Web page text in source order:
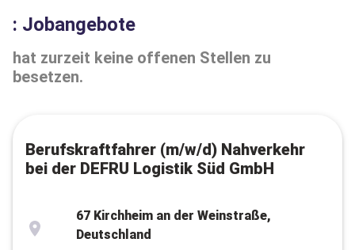
: Jobangebote
hat zurzeit keine offenen Stellen zu
besetzen.
Berufskraftfahrer (m/w/d) Nahverkehr
bei der DEFRU Logistik Süd GmbH
67 Kirchheim an der Weinstraße,
Deutschland